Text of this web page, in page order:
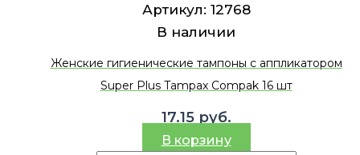
Артикул: 12768
В наличии
Женские гигиенические тампоны с аппликатором
Super Plus Tampax Compak 16 шт
17.15 руб.
В корзину